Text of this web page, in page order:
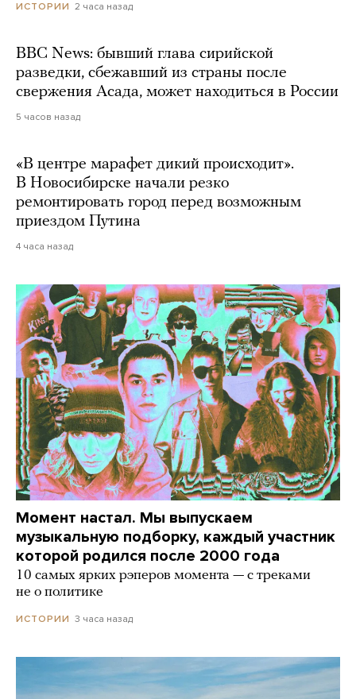
ИСТОРИИ 2 часа назад
BBC News: бывший глава сирийской
разведки, сбежавший из страны после
свержения Асада, может находиться в России
5 часов назад
«В центре марафет дикий происходит».
В Новосибирске начали резко
ремонтировать город перед возможным
приездом Путина
4 часа назад
Момент настал. Мы выпускаем
музыкальную подборку, каждый участник
которой родился после 2000 года
10 самых ярких рэперов момента — с треками
не о политике
ИСТОРИИ 3 часа назад